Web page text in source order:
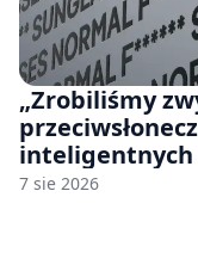
„Zrobiliśmy
7 sie 2026